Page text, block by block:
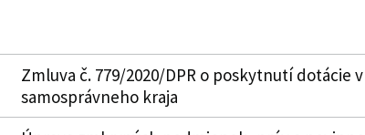
Zmluva č. 779/2020/DPR o poskytnutí dotácie
samosprávneho kraja